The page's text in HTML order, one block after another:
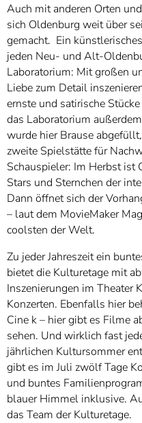
Auch mit anderen Orten
sich Oldenburg weit über
gemacht. Ein
jeden Neu- und Alt-
Laboratorium: Mit großen
Liebe zum Detail
ernste und satirische
das Laboratorium
wurde hier Brause
zweite Spielstätte für
Schauspieler: Im Herbst ist
Stars und Sternchen der
Dann öffnet sich der
– laut dem MovieMaker
coolsten der Welt.
Zu jeder Jahreszeit ein
bietet die Kulturetage mit
Inszenierungen im Theater
Konzerten. Ebenfalls hier
Cine k – hier gibt es Filme
sehen. Und wirklich fast
jährlichen Kultursommer
gibt es im Juli zwölf Tage
und buntes
blauer Himmel inklusive.
das Team der Kulturetage.